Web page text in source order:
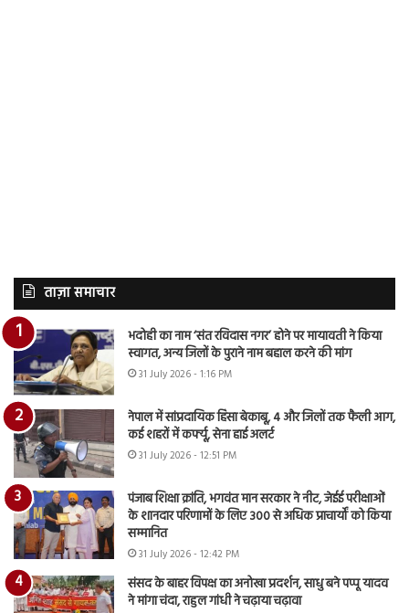
ताज़ा समाचार
भदोही का नाम ‘संत रविदास नगर’ होने पर मायावती ने किया
स्वागत, अन्य जिलों के पुराने नाम बहाल करने की मांग
31 July 2026 - 1:16 PM
नेपाल में सांप्रदायिक हिंसा बेकाबू, 4 और जिलों तक फैली आग,
कई शहरों में कर्फ्यू, सेना हाई अलर्ट
31 July 2026 - 12:51 PM
पंजाब शिक्षा क्रांति, भगवंत मान सरकार ने नीट, जेईई परीक्षाओं
के शानदार परिणामों के लिए 300 से अधिक प्राचार्यों को किया
सम्मानित
31 July 2026 - 12:42 PM
संसद के बाहर विपक्ष का अनोखा प्रदर्शन, साधु बने पप्पू यादव
ने मांगा चंदा, राहुल गांधी ने चढ़ाया चढ़ावा